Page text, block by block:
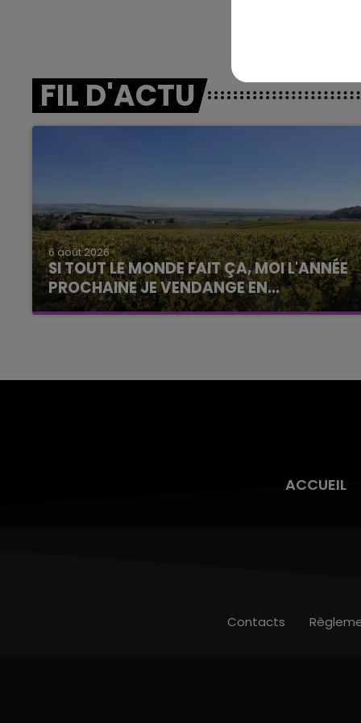
FIL D'ACTU
6 août 2026
SI TOUT LE MONDE FAIT ÇA, MOI L'ANNÉE
PROCHAINE JE VENDANGE EN...
La vendange en Champagne a débuté ce jeudi
ACCUEIL
Contacts